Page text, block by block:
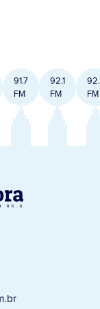
91.7
FM
92.1
FM
FM